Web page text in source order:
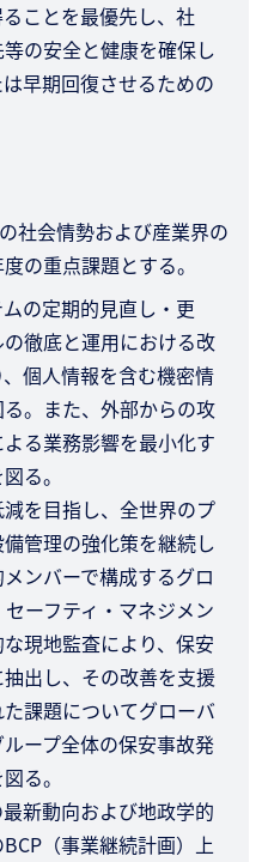
ことを最優先し、社
の安全と健康を確保し
早期回復させるための
社会情勢および産業界の
の重点課題とする。
の定期的見直し・更
徹底と運用における改
個人情報を含む機密情
。また、外部からの攻
る業務影響を最小化す
る。
を目指し、全世界のプ
管理の強化策を継続し
ンバーで構成するグロ
ーフティ・マネジメン
現地監査により、保安
出し、その改善を支援
課題についてグローバ
ープ全体の保安事故発
る。
新動向および地政学的
（事業継続計画）上